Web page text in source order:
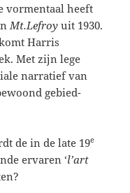
vormentaal heeft
Mt.Lefroy uit 1930.
Harris
Met zijn lege
narratief van
gebied-
de in de late 19e
ervaren ‘l’art